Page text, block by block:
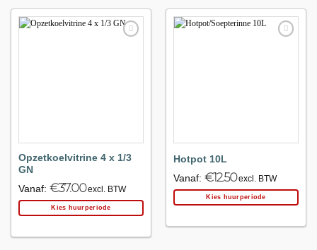
Opzetkoelvitrine 4 x 1/3
GN
Vanaf: €37.00excl. BTW
Kies huurperiode
Hotpot 10L
Vanaf: €12.50excl. BTW
Kies huurperiode